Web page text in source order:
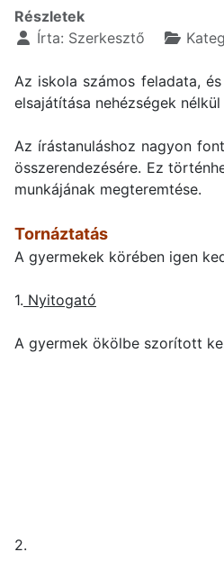
Részletek
Írta: Szerkesztő
Az iskola számos feladata,
elsajátítása nehézségek
Az írástanuláshoz nagyon
összerendezésére. Ez
munkájának megteremtése.
Tornáztatás
A gyermekek körében igen
1. Nyitogató
A gyermek ökölbe szorított
2.